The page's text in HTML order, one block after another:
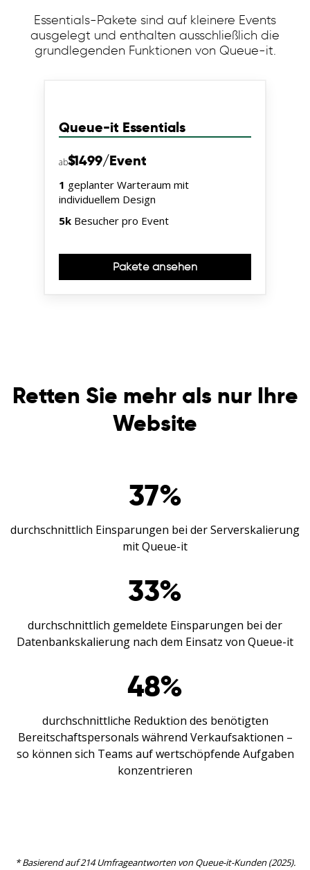
Essentials-Pakete sind auf kleinere Events
ausgelegt und enthalten ausschließlich die
grundlegenden Funktionen von Queue-it.
Queue-it Essentials
ab$1499/Event
1 geplanter Warteraum mit
individuellem Design
5k Besucher pro Event
Pakete ansehen
Retten Sie mehr als nur Ihre
Website
37%
durchschnittlich Einsparungen bei der Serverskalierung
mit Queue-it
33%
durchschnittlich gemeldete Einsparungen bei der
Datenbankskalierung nach dem Einsatz von Queue-it
48%
durchschnittliche Reduktion des benötigten
Bereitschaftspersonals während Verkaufsaktionen –
so können sich Teams auf wertschöpfende Aufgaben
konzentrieren
* Basierend auf 214 Umfrageantworten von Queue-it-Kunden (2025).